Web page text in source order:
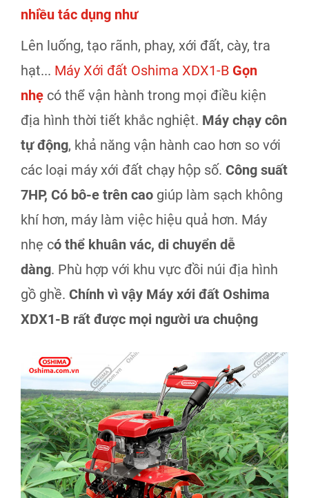
nhiều tác dụng như
Lên luống, tạo rãnh, phay, xới đất, cày, tra
hạt... Máy Xới đất Oshima XDX1-B Gọn
nhẹ có thể vận hành trong mọi điều kiện
địa hình thời tiết khắc nghiệt. Máy chạy côn
tự động, khả năng vận hành cao hơn so với
các loại máy xới đất chạy hộp số. Công suất
7HP, Có bô-e trên cao giúp làm sạch không
khí hơn, máy làm việc hiệu quả hơn. Máy
nhẹ có thể khuân vác, di chuyển dễ
dàng. Phù hợp với khu vực đồi núi địa hình
gồ ghề. Chính vì vậy Máy xới đất Oshima
XDX1-B rất được mọi người ưa chuộng